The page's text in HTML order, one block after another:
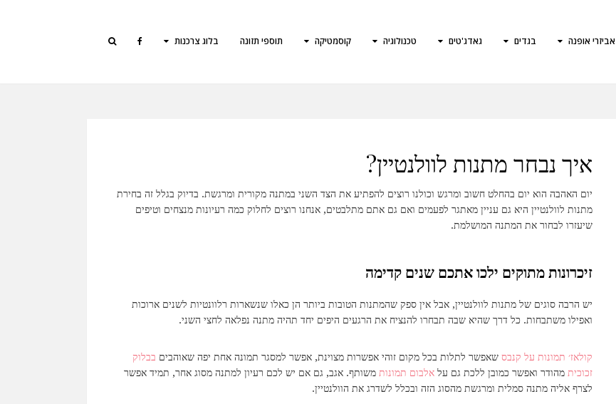
אביזרי אופנה בגדים גאדג'טים טכנולוגיה קוסמטיקה תוספי תזונה בלוג צרכנות
איך נבחר מתנות לוולנטיין?
יום האהבה הוא יום בהחלט חשוב ומרגש וכולנו רוצים להפתיע את הצד השני במתנה מקורית ומרגשת. בדיוק בגלל זה בחירת
מתנות לוולנטיין היא גם עניין מאתגר לפעמים ואם גם אתם מתלבטים, אנחנו רוצים לחלוק כמה רעיונות מנצחים וטיפים
שיעזרו לבחור את המתנה המושלמת.
זיכרונות מתוקים ילכו אתכם שנים קדימה
יש הרבה סוגים של מתנות לוולנטיין, אבל אין ספק שהמתנות הטובות ביותר הן כאלו שנשארות רלוונטיות לשנים ארוכות
ואפילו משתבחות. כל דרך שהיא שבה תבחרו להנציח את הרגעים היפים יחד תהיה מתנה נפלאה לחצי השני.
קולאז׳ תמונות על קנבס שאפשר לתלות בכל מקום זוהי אפשרות מצוינת, אפשר למסגר תמונה אחת יפה שאוהבים בבלוק
זכוכית מהודר ואפשר כמובן ללכת גם עלאלבום תמונות משותף. אגב, גם אם יש לכם רעיון למתנה מסוג אחר, תמיד אפשר
לצרף אליה מתנה סמלית ומרגשת מהסוג הזה ובכלל לשדרג את הוולנטיין.